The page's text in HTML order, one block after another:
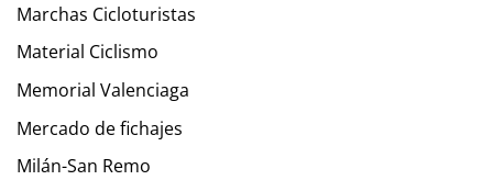
Marchas Cicloturistas
Material Ciclismo
Memorial Valenciaga
Mercado de fichajes
Milán-San Remo